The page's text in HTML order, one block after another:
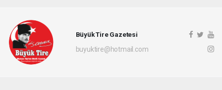
Büyük Tire Gazetesi
buyuktire@hotmail.com